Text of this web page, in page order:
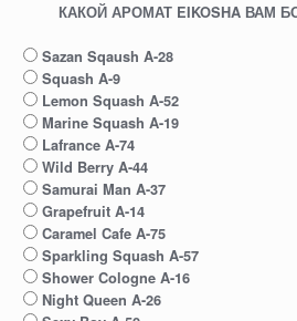
КАКОЙ АРОМАТ EIKOSHA ВАМ
Sazan Sqaush A-28
Squash A-9
Lemon Squash A-52
Marine Squash A-19
Lafrance A-74
Wild Berry A-44
Samurai Man A-37
Grapefruit A-14
Caramel Cafe A-75
Sparkling Squash A-57
Shower Cologne A-16
Night Queen A-26